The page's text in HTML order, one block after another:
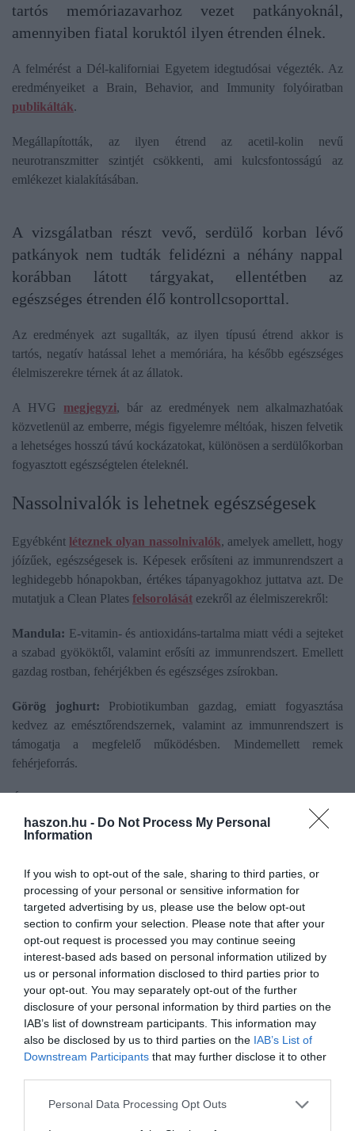
haszon.hu - Do Not Process My Personal
Information
If you wish to opt-out of the sale, sharing to third parties, or
processing of your personal or sensitive information for
targeted advertising by us, please use the below opt-out
section to confirm your selection. Please note that after your
opt-out request is processed you may continue seeing
interest-based ads based on personal information utilized by
us or personal information disclosed to third parties prior to
your opt-out. You may separately opt-out of the further
disclosure of your personal information by third parties on the
IAB’s list of downstream participants. This information may
also be disclosed by us to third parties on the IAB’s List of
Downstream Participants that may further disclose it to other
Please note that this website/app uses one or more Google
Personal Data Processing Opt Outs
tartós memóriazavarhoz vezet patkányoknál,
amennyiben fiatal koruktól ilyen étrenden élnek.
A felmérést a Dél-kaliforniai Egyetem idegtudósai végezték. Az
eredményeiket a Brain, Behavior, and Immunity folyóiratban
publikálták.
Megállapították, az ilyen étrend az acetil-kolin nevű
neurotranszmitter szintjét csökkenti, ami kulcsfontosságú az
emlékezet kialakításában.
A vizsgálatban részt vevő, serdülő korban lévő
patkányok nem tudták felidézni a néhány nappal
korábban látott tárgyakat, ellentétben az
egészséges étrenden élő kontrollcsoporttal.
Az eredmények azt sugallták, az ilyen típusú étrend akkor is
tartós, negatív hatással lehet a memóriára, ha később egészséges
élelmiszerekre térnek át az állatok.
A HVG megjegyzi, bár az eredmények nem alkalmazhatóak
közvetlenül az emberre, mégis figyelemre méltóak, hiszen felvetik
a lehetséges hosszú távú kockázatokat, különösen a serdülőkorban
fogyasztott egészségtelen ételeknél.
Nassolnivalók is lehetnek egészségesek
Egyébként léteznek olyan nassolnivalók, amelyek amellett, hogy
jóízűek, egészségesek is. Képesek erősíteni az immunrendszert a
leghidegebb hónapokban, értékes tápanyagokhoz juttatva azt. De
mutatjuk a Clean Plates felsorolását ezekről az élelmiszerekről:
Mandula: E-vitamin- és antioxidáns-tartalma miatt védi a sejteket
a szabad gyököktől, valamint erősíti az immunrendszert. Emellett
gazdag rostban, fehérjékben és egészséges zsírokban.
Görög joghurt: Probiotikumban gazdag, emiatt fogyasztása
kedvez az emésztőrendszernek, valamint az immunrendszert is
támogatja a megfelelő működésben. Mindemellett remek
fehérjeforrás.
fehérvérsejt-képződésben, így segíthet legyőzni a kórokozókat a
szervezetben.
Narancs:Szintén bőségesen ellátja a szervezetet C-vitaminnal.
Antioxidánsokban és gyulladáscsökkentő vegyületekben is
gazdag, valamint erősíti az immunrendszert is.
Étcsokoládé:Immunerősítő, gyulladásgátló flavanolokat
tartalmaz. A 70 százalékos, vagy annál nagyobb kakaótartalmú
étcsokoládékat érdemes (mértékkel) fogyasztani a kedvező
hatások elérése érdekében.
cukor zsír étrend patkányok memória
kutatás eredmény